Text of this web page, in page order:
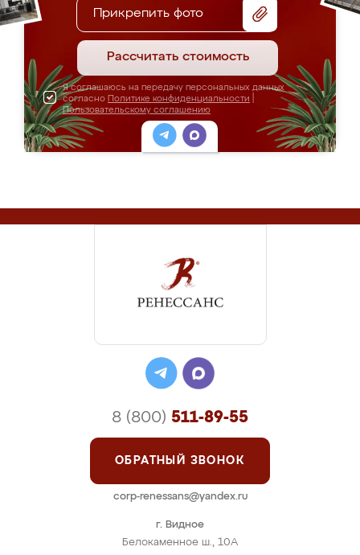
Прикрепить фото
Рассчитать стоимость
Я соглашаюсь на передачу персональных данных
согласно Политике конфиденциальности
Пользовательскому соглашению
г. Видное
Белокаменное ш., 10А
8 (800) 511-89-55
ОБРАТНЫЙ ЗВОНОК
corp-renessans@yandex.ru